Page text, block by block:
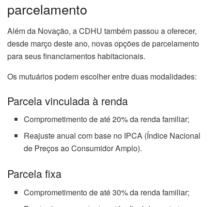
parcelamento
Além da Novação, a CDHU também passou a oferecer,
desde março deste ano, novas opções de parcelamento
para seus financiamentos habitacionais.
Os mutuários podem escolher entre duas modalidades:
Parcela vinculada à renda
Comprometimento de até 20% da renda familiar;
Reajuste anual com base no IPCA (Índice Nacional
de Preços ao Consumidor Amplo).
Parcela fixa
Comprometimento de até 30% da renda familiar;